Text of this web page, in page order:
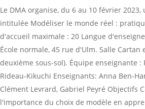
Le DMA organise, du 6 au 10 février 2023,
intitulée Modéliser le monde réel :
d'accueil maximale : 20 Langue
École normale, 45 rue d'Ulm. Salle Cartan
deuxième sous-sol). Équipe enseignante :
Rideau-Kikuchi Enseignants: Anna Ben-
Clément Levrard, Gabriel Peyré Objectifs
l'importance du choix de modèle en